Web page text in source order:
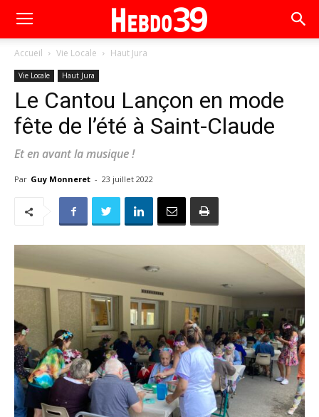
Accueil Vie Locale Haut Jura
Vie Locale Haut Jura
Le Cantou Lançon en mode
fête de l’été à Saint-Claude
Et en avant la musique !
Par Guy Monneret - 23 juillet 2022